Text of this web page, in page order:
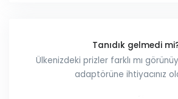
Tanıdık gelmedi
Ülkenizdeki prizler farklı mı
adaptörüne ihtiyacınız